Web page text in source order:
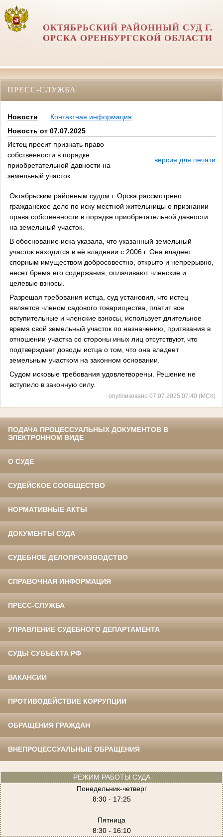
ОКТЯБРЬСКИЙ РАЙОННЫЙ СУД Г.
ОРСКА ОРЕНБУРГСКОЙ ОБЛАСТИ
ПРЕСС-СЛУЖБА
Новости
Контактная информация
Новость от 07.07.2025
Истец просит признать право
собственности в порядке
приобретательной давности на
земельный участок
версия для печати
Октябрьским районным судом г. Орска рассмотрено
гражданское дело по иску местной жительницы о признании
права собственности в порядке приобретательной давности
на земельный участок.
В обоснование иска указала, что указанный земельный
участок находится в её владении с 2006 г. Она владеет
спорным имуществом добросовестно, открыто и непрерывно,
несет бремя его содержания, оплачивают членские и
целевые взносы.
Разрешая требования истца, суд установил, что истец
является членом садового товарищества, платит все
вступительные и членские взносы, использует длительное
время свой земельный участок по назначению, притязания в
отношении участка со стороны иных лиц отсутствуют, что
подтверждает доводы истца о том, что она владеет
земельным участком на законном основании.
Судом исковые требования удовлетворены. Решение не
вступило в законную силу.
опубликовано 07.07.2025 07:40 (МСК)
ПОДАЧА ПРОЦЕССУАЛЬНЫХ ДОКУМЕНТОВ В
ЭЛЕКТРОННОМ ВИДЕ
О СУДЕ
СУДЕЙСКОЕ СООБЩЕСТВО
НОРМАТИВНЫЕ АКТЫ
ДОКУМЕНТЫ СУДА
СУДЕБНОЕ ДЕЛОПРОИЗВОДСТВО
СПРАВОЧНАЯ ИНФОРМАЦИЯ
ПРЕСС-СЛУЖБА
УПРАВЛЕНИЕ СУДЕБНОГО ДЕПАРТАМЕНТА
СУДЫ СУБЪЕКТА РФ
ВАКАНСИИ
ПРОТИВОДЕЙСТВИЕ КОРРУПЦИИ
ОБРАЩЕНИЯ ГРАЖДАН
ВНЕПРОЦЕССУАЛЬНЫЕ ОБРАЩЕНИЯ
РЕЖИМ РАБОТЫ СУДА
Понедельник-четверг
8:30 - 17:25
Пятница
8:30 - 16:10